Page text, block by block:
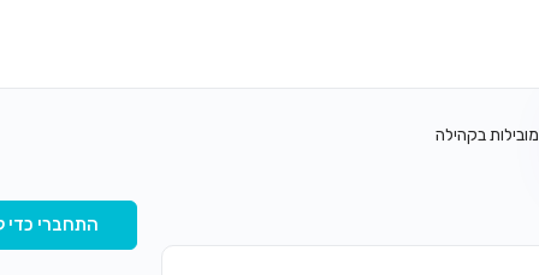
מובילות בקהילה
התחברי כדי